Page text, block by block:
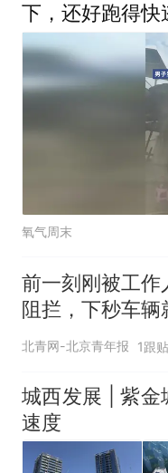
下，还好跑得快
氧气周末
前一刻刚被工作
阻拦，下秒车辆
劝”躲过一劫
北青网-北京青年报 1跟贴
城西发展 | 紫金
速度